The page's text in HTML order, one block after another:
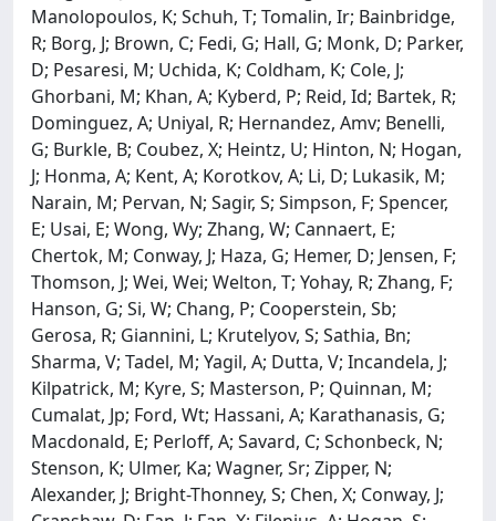
Manolopoulos, K; Schuh, T; Tomalin, Ir; Bainbridge,
R; Borg, J; Brown, C; Fedi, G; Hall, G; Monk, D; Parker,
D; Pesaresi, M; Uchida, K; Coldham, K; Cole, J;
Ghorbani, M; Khan, A; Kyberd, P; Reid, Id; Bartek, R;
Dominguez, A; Uniyal, R; Hernandez, Amv; Benelli,
G; Burkle, B; Coubez, X; Heintz, U; Hinton, N; Hogan,
J; Honma, A; Kent, A; Korotkov, A; Li, D; Lukasik, M;
Narain, M; Pervan, N; Sagir, S; Simpson, F; Spencer,
E; Usai, E; Wong, Wy; Zhang, W; Cannaert, E;
Chertok, M; Conway, J; Haza, G; Hemer, D; Jensen, F;
Thomson, J; Wei, Wei; Welton, T; Yohay, R; Zhang, F;
Hanson, G; Si, W; Chang, P; Cooperstein, Sb;
Gerosa, R; Giannini, L; Krutelyov, S; Sathia, Bn;
Sharma, V; Tadel, M; Yagil, A; Dutta, V; Incandela, J;
Kilpatrick, M; Kyre, S; Masterson, P; Quinnan, M;
Cumalat, Jp; Ford, Wt; Hassani, A; Karathanasis, G;
Macdonald, E; Perloff, A; Savard, C; Schonbeck, N;
Stenson, K; Ulmer, Ka; Wagner, Sr; Zipper, N;
Alexander, J; Bright-Thonney, S; Chen, X; Conway, J;